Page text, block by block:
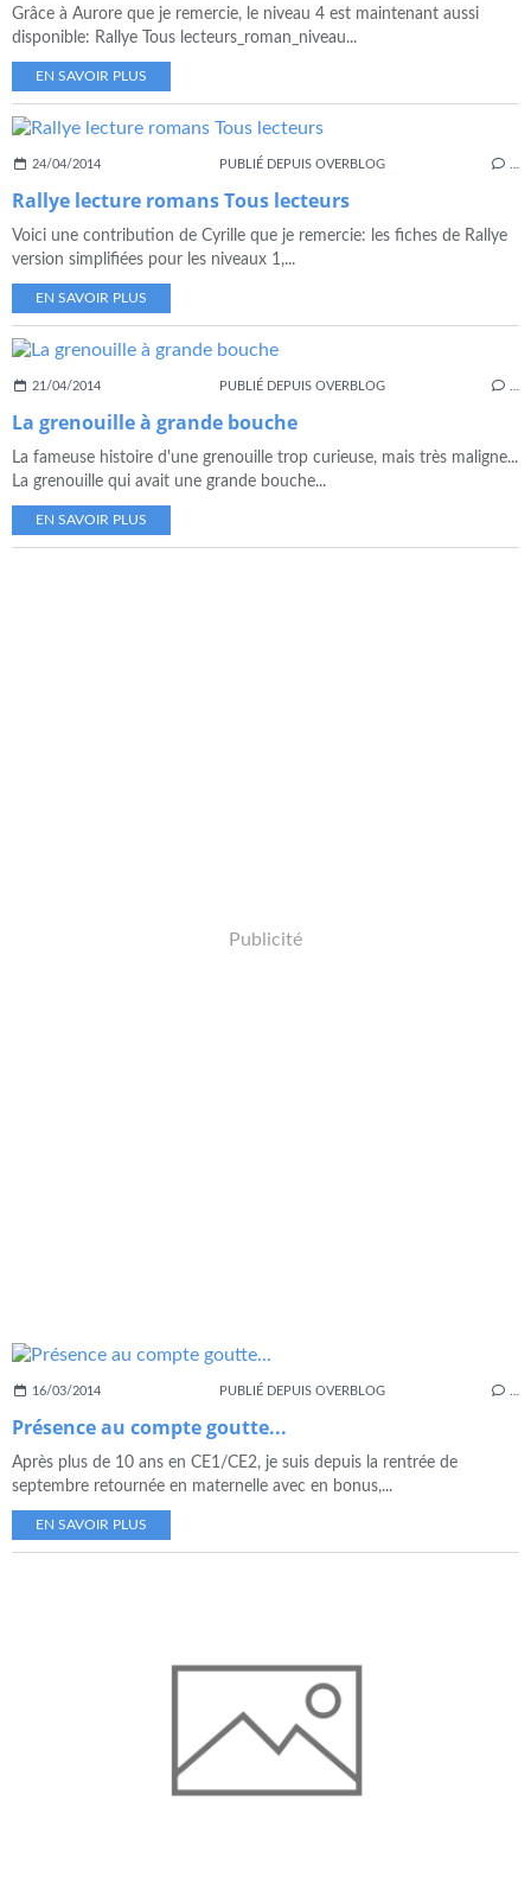
Grâce à Aurore que je remercie, le niveau 4 est maintenant aussi
disponible: Rallye Tous lecteurs_roman_niveau...
EN SAVOIR PLUS
24/04/2014 PUBLIÉ DEPUIS OVERBLOG
Rallye lecture romans Tous lecteurs
Voici une contribution de Cyrille que je remercie: les fiches de Rallye
version simplifiées pour les niveaux 1,...
EN SAVOIR PLUS
21/04/2014 PUBLIÉ DEPUIS OVERBLOG
La grenouille à grande bouche
La fameuse histoire d'une grenouille trop curieuse, mais très maligne...
La grenouille qui avait une grande bouche...
EN SAVOIR PLUS
Publicité
16/03/2014 PUBLIÉ DEPUIS OVERBLOG
Présence au compte goutte...
Après plus de 10 ans en CE1/CE2, je suis depuis la rentrée de
septembre retournée en maternelle avec en bonus,...
EN SAVOIR PLUS